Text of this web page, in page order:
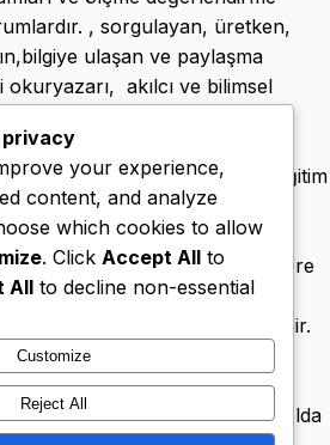
, sorgulayan, üretken,
ulaşan ve paylaşma
okuryazarı, akılcı ve bilimsel
söyleyebilen, iletişim becerileri
için yeniden sorgulanmaya
istatistiklerine göre örgün eğitim
sınavlarda üst
nüfusundan dahi fazladır.
olan Türkiye için öğrencilere
yeni, pratik ve kalıcı çözüm
kazandırmak önemlidir.
ne kadar kazandıklarının
değerlendirmek
LGS Dersaneleri bu ulvi yolda
your experience,
content, and analyze
which cookies to allow
. Click Accept All to
All to decline non-essential
Customize
Reject All